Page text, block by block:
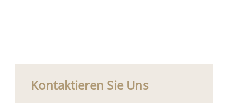
Kontaktieren Sie Uns